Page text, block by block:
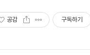
공감 구독하기